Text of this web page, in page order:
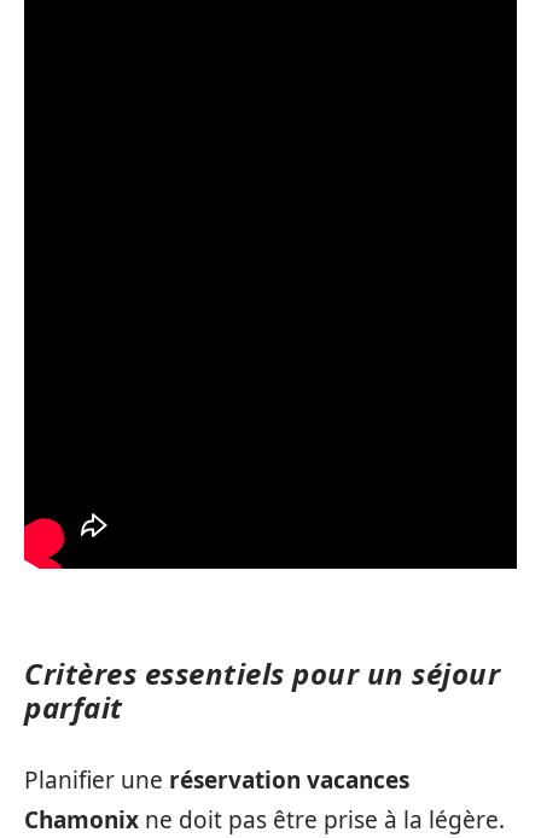
Critères essentiels pour un séjour
parfait
Planifier une réservation vacances
Chamonix ne doit pas être prise à la légère.